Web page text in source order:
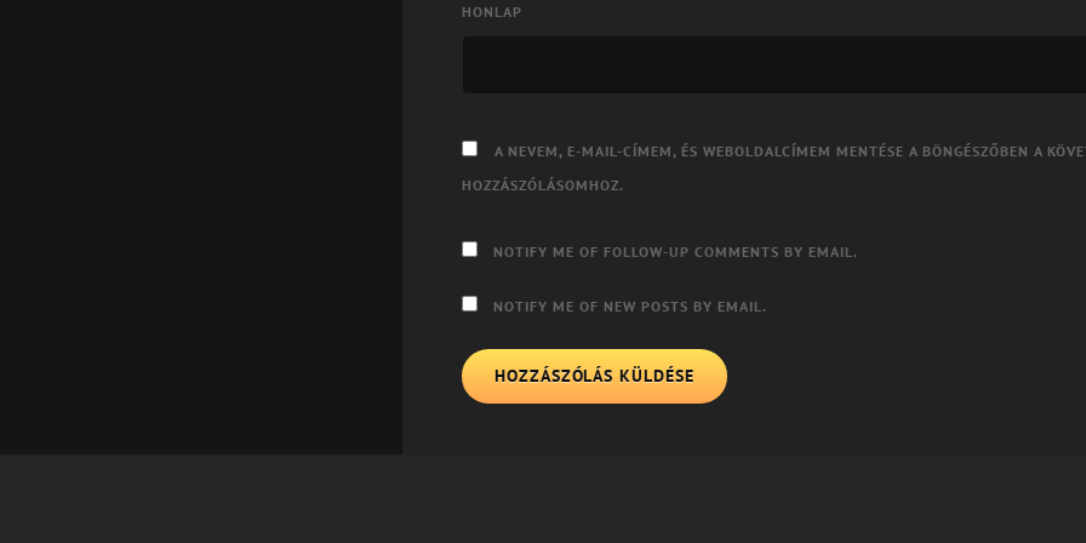
HONLAP
A NEVEM, E-MAIL-CÍMEM, ÉS WEBOLDALCÍMEM MENTÉSE A BÖNGÉSZŐBEN A
HOZZÁSZÓLÁSOMHOZ.
NOTIFY ME OF FOLLOW-UP COMMENTS BY EMAIL.
NOTIFY ME OF NEW POSTS BY EMAIL.